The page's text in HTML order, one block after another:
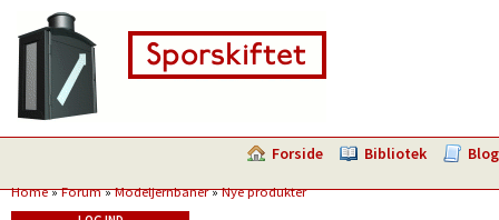
Forside Bibliotek Blog
Home»Forum»Modeljernbaner»Nye produkter